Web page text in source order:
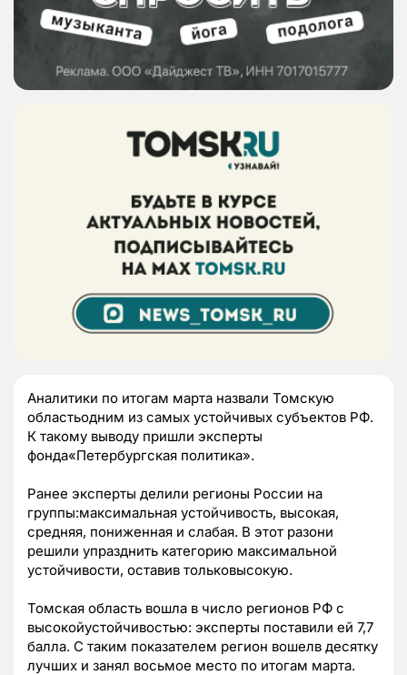
Аналитики по итогам марта назвали Томскую
областьодним из самых устойчивых субъектов РФ.
К такому выводу пришли эксперты
фонда«Петербургская политика».
Ранее эксперты делили регионы России на
группы:максимальная устойчивость, высокая,
средняя, пониженная и слабая. В этот разони
решили упразднить категорию максимальной
устойчивости, оставив тольковысокую.
Томская область вошла в число регионов РФ с
высокойустойчивостью: эксперты поставили ей 7,7
балла. С таким показателем регион вошелв десятку
лучших и занял восьмое место по итогам марта.